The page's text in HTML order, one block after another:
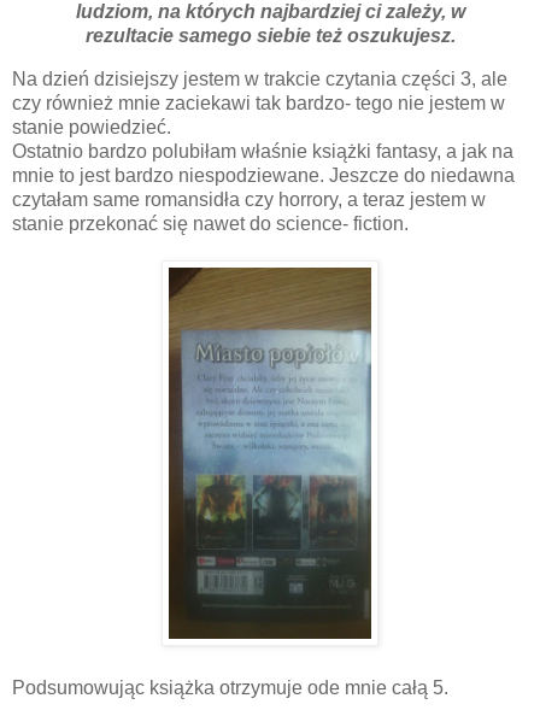
ludziom, na których najbardziej ci zależy, w
rezultacie samego siebie też oszukujesz.
Na dzień dzisiejszy jestem w trakcie czytania części 3, ale
czy również mnie zaciekawi tak bardzo- tego nie jestem w
stanie powiedzieć.
Ostatnio bardzo polubiłam właśnie książki fantasy, a jak na
mnie to jest bardzo niespodziewane. Jeszcze do niedawna
czytałam same romansidła czy horrory, a teraz jestem w
stanie przekonać się nawet do science- fiction.
Podsumowując książka otrzymuje ode mnie całą 5.